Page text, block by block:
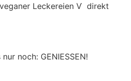
Leckereien Ѵ direkt
noch: GENIESSEN!